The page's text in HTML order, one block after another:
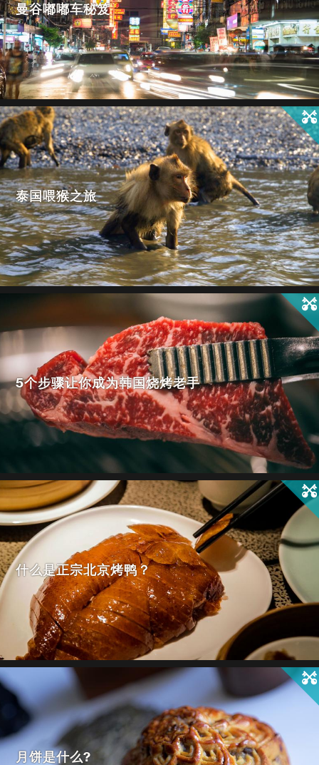
曼谷嘟嘟车秘笈
泰国喂猴之旅
5个步骤让你成为韩国烧烤老手
什么是正宗北京烤鸭？
月饼是什么?